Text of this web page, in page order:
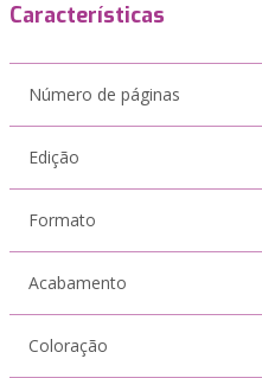
Características
Número de páginas
Edição
Formato
Acabamento
Coloração